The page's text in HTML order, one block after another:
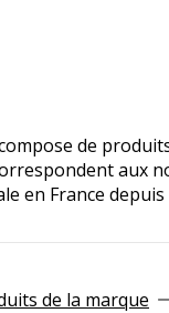
de
aux
en France depuis
de la marque